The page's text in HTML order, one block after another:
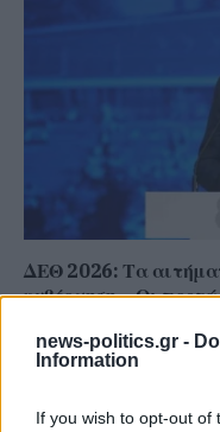
news-politics.gr -
Information
If you wish to opt-out of
ΔΕΘ 2026: Τα
κυβέρνηση – Οι